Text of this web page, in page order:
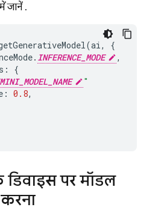
जानें .
(ai,
{
. INFERENCE_MODE
,
:
{
"
: 0.8,
डिवाइस पर मॉडल